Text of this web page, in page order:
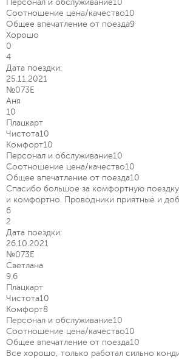
Персонал и обслуживание10
Соотношение цена/качество10
Общее впечатление от поезда9
Хорошо
0
4
Дата поездки:
25.11.2021
№073Е
Аня
10
Плацкарт
Чистота10
Комфорт10
Персонал и обслуживание10
Соотношение цена/качество10
Общее впечатление от поезда10
Спасибо большое за комфортную
и комфортно. Проводники приятные и
6
2
Дата поездки:
26.10.2021
№073Е
Светлана
9.6
Плацкарт
Чистота10
Комфорт8
Персонал и обслуживание10
Соотношение цена/качество10
Общее впечатление от поезда10
Все хорошо, только работал сильно